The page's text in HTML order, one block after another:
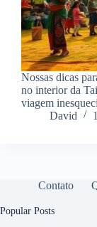
Nossas dicas
no interior da
viagem
David
Contato
Popular Posts